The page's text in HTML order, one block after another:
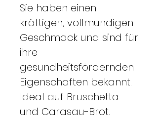
Sie haben einen
kräftigen, vollmundigen
Geschmack und sind für
ihre
gesundheitsfördernden
Eigenschaften bekannt.
Ideal auf Bruschetta
und Carasau-Brot.